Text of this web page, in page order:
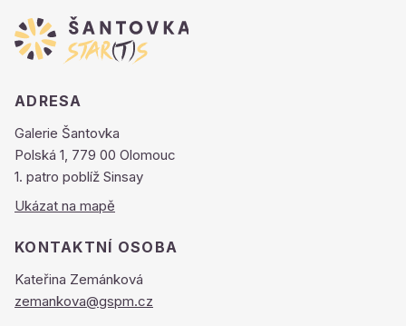
ADRESA
Galerie Šantovka
Polská 1, 779 00 Olomouc
1. patro poblíž Sinsay
Ukázat na mapě
KONTAKTNÍ OSOBA
Kateřina Zemánková
zemankova@gspm.cz